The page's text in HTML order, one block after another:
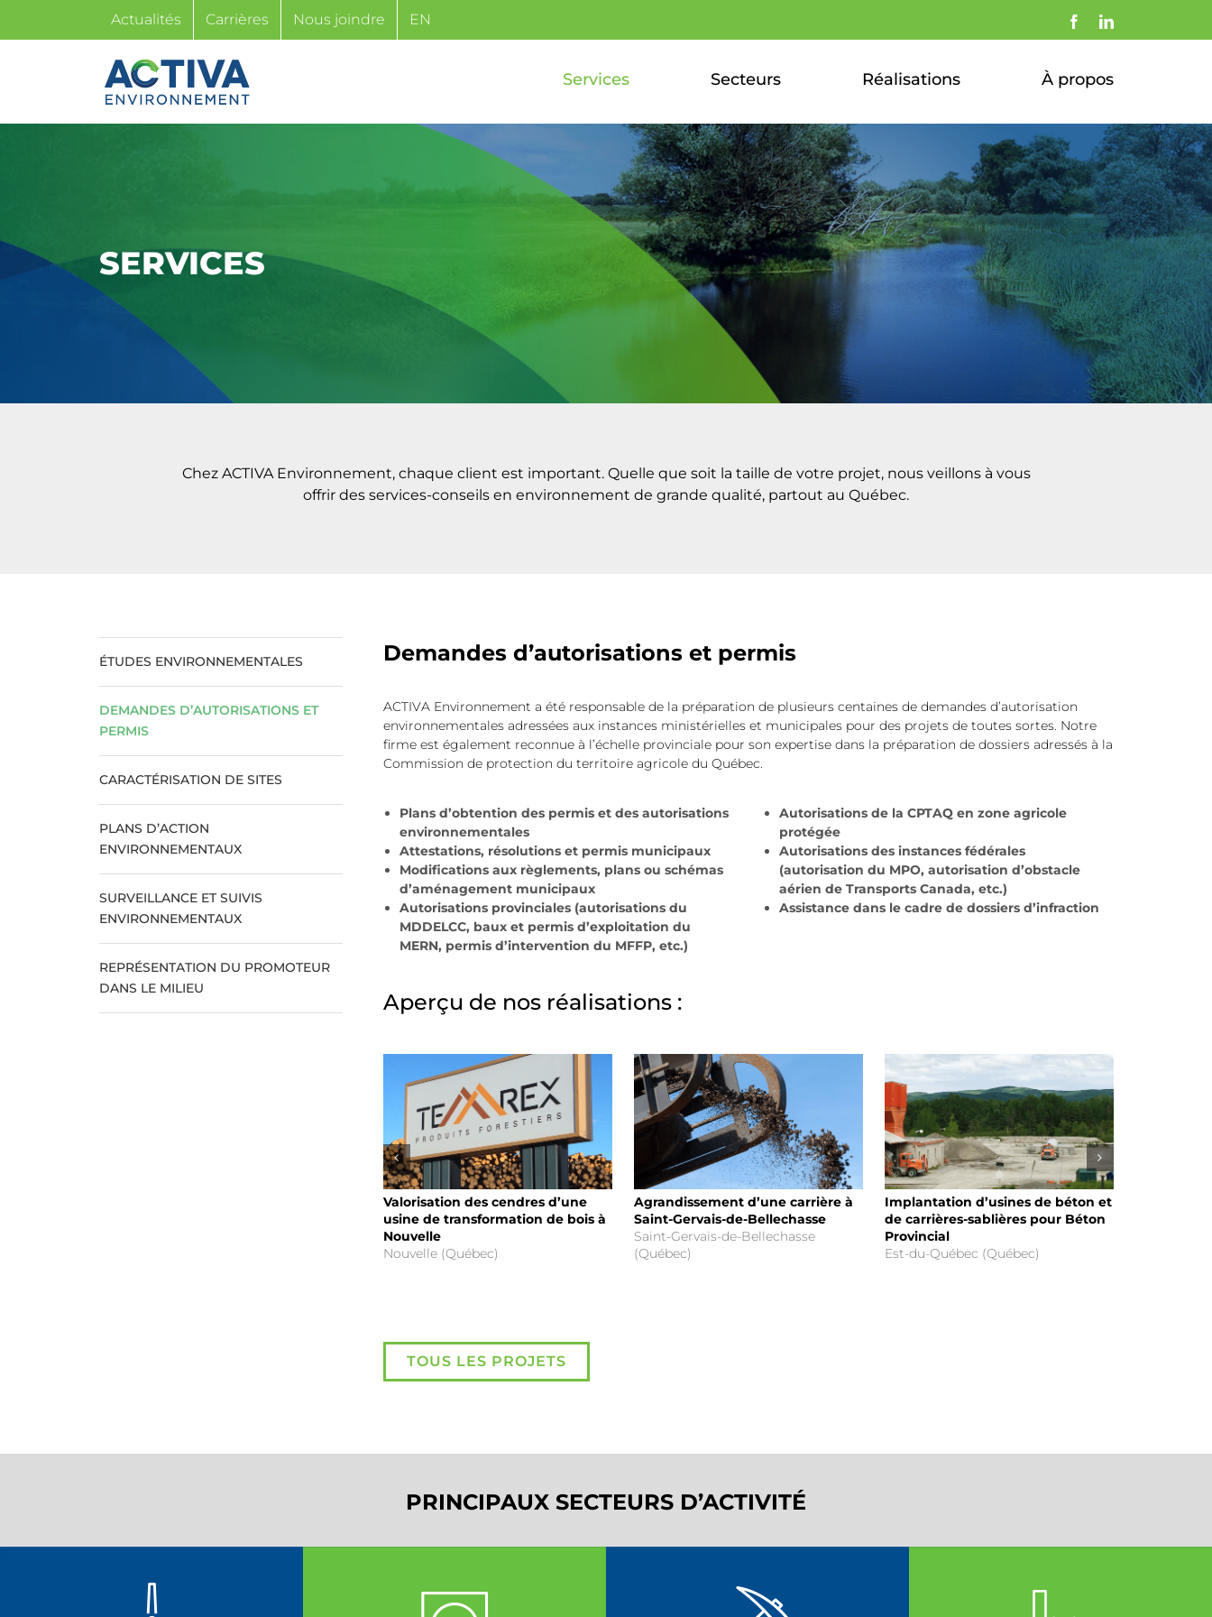
Actualités Carrières Nous joindre EN FacebookLinkedIn
Services Secteurs Réalisations À propos
SERVICES
Chez ACTIVA Environnement, chaque client est important. Quelle que soit la taille de votre projet, nous veillons à vous
offrir des services-conseils en environnement de grande qualité, partout au Québec.
ÉTUDES ENVIRONNEMENTALES
DEMANDES D’AUTORISATIONS ET
PERMIS
CARACTÉRISATION DE SITES
PLANS D’ACTION
ENVIRONNEMENTAUX
SURVEILLANCE ET SUIVIS
ENVIRONNEMENTAUX
REPRÉSENTATION DU PROMOTEUR
DANS LE MILIEU
Demandes d’autorisations et permis
ACTIVA Environnement a été responsable de la préparation de plusieurs centaines de demandes d’autorisation
environnementales adressées aux instances ministérielles et municipales pour des projets de toutes sortes. Notre
firme est également reconnue à l’échelle provinciale pour son expertise dans la préparation de dossiers adressés à la
Commission de protection du territoire agricole du Québec.
Plans d’obtention des permis et des autorisations
environnementales
Attestations, résolutions et permis municipaux
Modifications aux règlements, plans ou schémas
d’aménagement municipaux
Autorisations provinciales (autorisations du
MDDELCC, baux et permis d’exploitation du
MERN, permis d’intervention du MFFP, etc.)
Autorisations de la CPTAQ en zone agricole
protégée
Autorisations des instances fédérales
(autorisation du MPO, autorisation d’obstacle
aérien de Transports Canada, etc.)
Assistance dans le cadre de dossiers d’infraction
Aperçu de nos réalisations :
Valorisation des cendres d’une
usine de transformation de bois à
Nouvelle
Nouvelle (Québec)
Agrandissement d’une carrière à
Saint-Gervais-de-Bellechasse
Saint-Gervais-de-Bellechasse
(Québec)
Implantation d’usines de béton et
de carrières-sablières pour Béton
Provincial
Est-du-Québec (Québec)
TOUS LES PROJETS
PRINCIPAUX SECTEURS D’ACTIVITÉ